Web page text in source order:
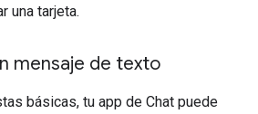
una tarjeta.
mensaje de texto
básicas, tu app de Chat puede